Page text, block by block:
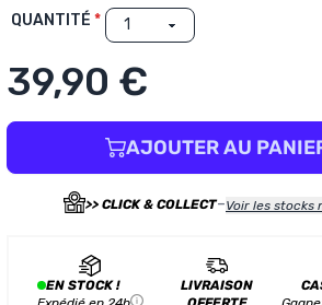
QUANTITÉ
39,90 €
AJOUTER AU
>> CLICK & COLLECT-Voir les stocks
EN STOCK !
LIVRAISON